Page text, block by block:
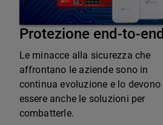
Protezione end-to-end
Le minacce alla sicurezza che
affrontano le aziende sono in
continua evoluzione e lo devono
essere anche le soluzioni per
combatterle.